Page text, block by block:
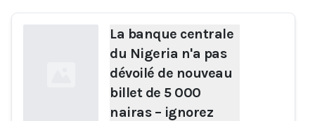
La banque centrale
du Nigeria n'a pas
dévoilé de nouveau
billet de 5 000
nairas – ignorez